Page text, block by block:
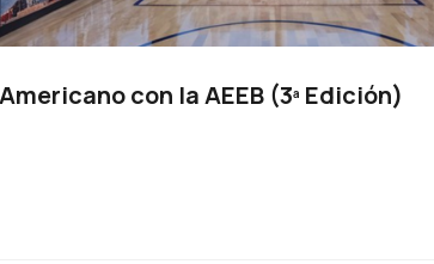
con la AEEB (3ª Edición)